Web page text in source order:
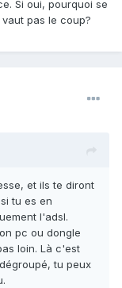
Si oui, pourquoi se
pas le coup?
et ils te diront
tu es en
l'adsl.
pc ou dongle
loin. Là c'est
tu peux